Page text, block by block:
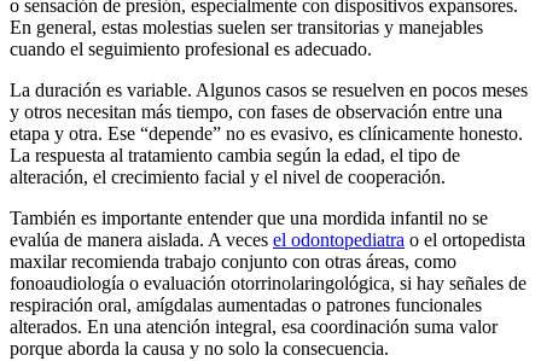
o sensación de presión, especialmente con dispositivos expansores.
En general, estas molestias suelen ser transitorias y manejables
cuando el seguimiento profesional es adecuado.
La duración es variable. Algunos casos se resuelven en pocos meses
y otros necesitan más tiempo, con fases de observación entre una
etapa y otra. Ese “depende” no es evasivo, es clínicamente honesto.
La respuesta al tratamiento cambia según la edad, el tipo de
alteración, el crecimiento facial y el nivel de cooperación.
También es importante entender que una mordida infantil no se
evalúa de manera aislada. A veces el odontopediatra o el ortopedista
maxilar recomienda trabajo conjunto con otras áreas, como
fonoaudiología o evaluación otorrinolaringológica, si hay señales de
respiración oral, amígdalas aumentadas o patrones funcionales
alterados. En una atención integral, esa coordinación suma valor
porque aborda la causa y no solo la consecuencia.